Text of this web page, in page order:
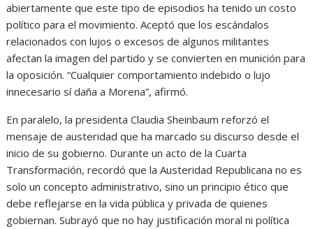
abiertamente que este tipo de episodios ha tenido un costo
político para el movimiento. Aceptó que los escándalos
relacionados con lujos o excesos de algunos militantes
afectan la imagen del partido y se convierten en munición para
la oposición. “Cualquier comportamiento indebido o lujo
innecesario sí daña a Morena”, afirmó.
En paralelo, la presidenta Claudia Sheinbaum reforzó el
mensaje de austeridad que ha marcado su discurso desde el
inicio de su gobierno. Durante un acto de la Cuarta
Transformación, recordó que la Austeridad Republicana no es
solo un concepto administrativo, sino un principio ético que
debe reflejarse en la vida pública y privada de quienes
gobiernan. Subrayó que no hay justificación moral ni política